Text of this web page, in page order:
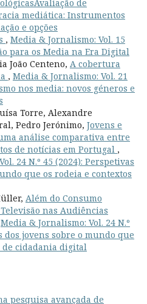
de
mediática: Instrumentos
e opções
, Media & Jornalismo: Vol. 15
para os Media na Era Digital
João Centeno, A cobertura
, Media & Jornalismo: Vol. 21
nos media: novos géneros e
Torre, Alexandre
Pedro Jerónimo, Jovens e
análise comparativa entre
de notícias em Portugal ,
24 N.º 45 (2024): Perspetivas
que os rodeia e contextos
Além do Consumo
nas Audiências
Media & Jornalismo: Vol. 24 N.º
dos jovens sobre o mundo que
de cidadania digital
pesquisa avançada de